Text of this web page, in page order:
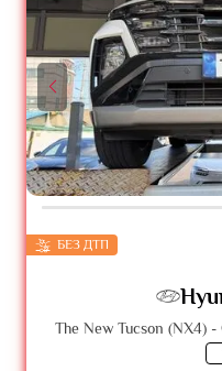
БЕЗ ДТП
The New Tucson (NX4) -